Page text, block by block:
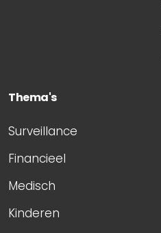
Thema's
Surveillance
Financieel
Medisch
Kinderen